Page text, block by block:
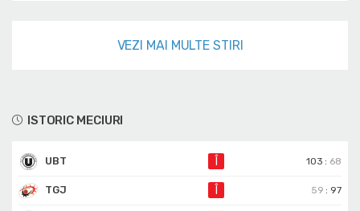
ISTORIC MECIURI
UBT 103 : 68
TGJ 59 : 97
VEZI MAI MULTE STIRI